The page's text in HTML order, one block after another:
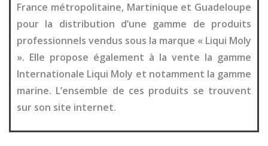
France métropolitaine, Martinique et Guadeloupe
pour la distribution d’une gamme de produits
professionnels vendus sous la marque « Liqui Moly
». Elle propose également à la vente la gamme
Internationale Liqui Moly et notamment la gamme
marine. L’ensemble de ces produits se trouvent
sur son site internet.